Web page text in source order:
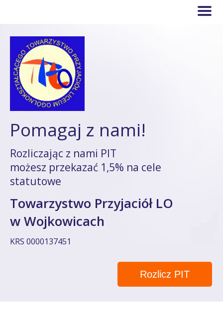
Pomagaj z nami!
Rozliczając z nami PIT
możesz przekazać 1,5% na cele
statutowe
Towarzystwo Przyjaciół LO
w Wojkowicach
KRS 0000137451
Rozlicz PIT